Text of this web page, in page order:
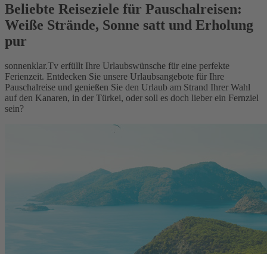
Beliebte Reiseziele für Pauschalreisen:
Weiße Strände, Sonne satt und Erholung
pur
sonnenklar.Tv erfüllt Ihre Urlaubswünsche für eine perfekte
Ferienzeit. Entdecken Sie unsere Urlaubsangebote für Ihre
Pauschalreise und genießen Sie den Urlaub am Strand Ihrer Wahl
auf den Kanaren, in der Türkei, oder soll es doch lieber ein Fernziel
sein?